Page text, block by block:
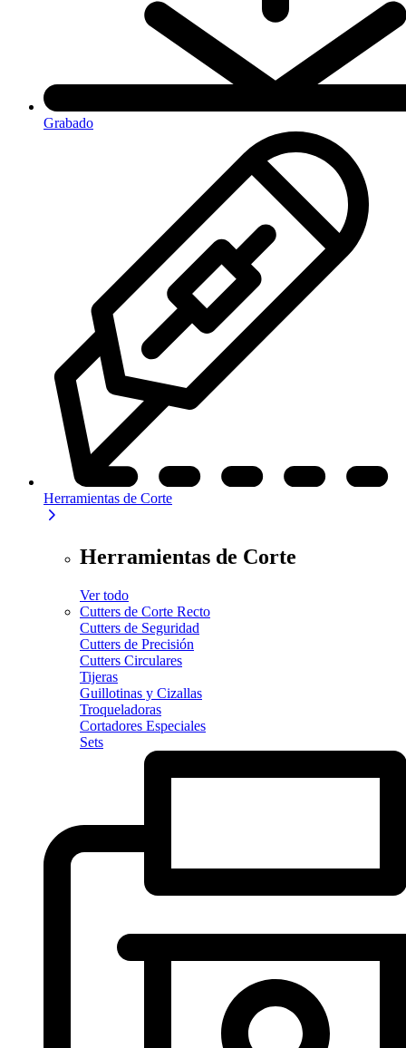
Grabado
Herramientas de Corte
Herramientas de Corte
Ver todo
Cutters de Corte Recto
Cutters de Seguridad
Cutters de Precisión
Cutters Circulares
Tijeras
Guillotinas y Cizallas
Troqueladoras
Cortadores Especiales
Sets